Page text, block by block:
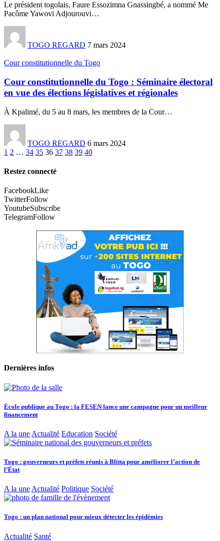
Le président togolais, Faure Essozimna Gnassingbé, a nommé Me
Pacôme Yawovi Adjourouvi…
TOGO REGARD 7 mars 2024
Cour constitutionnelle du Togo
Cour constitutionnelle du Togo : Séminaire électoral
en vue des élections législatives et régionales
À Kpalimé, du 5 au 8 mars, les membres de la Cour…
TOGO REGARD 6 mars 2024
1 2 … 34 35 36 37 38 39 40
Restez connecté
FacebookLike
TwitterFollow
YoutubeSubscribe
TelegramFollow
Dernières infos
École publique au Togo : la FESEN lance une campagne pour un meilleur
financement
A la une Actualité Education Société
Togo : gouverneurs et préfets réunis à Blitta pour améliorer l’action de
l’État
A la une Actualité Politique Société
Togo : un plan national pour mieux détecter les épidémies
Actualité Santé